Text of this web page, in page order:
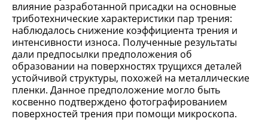
влияние разработанной присадки на основные
триботехнические характеристики пар трения:
наблюдалось снижение коэффициента трения и
интенсивности износа. Полученные результаты
дали предпосылки предположения об
образовании на поверхностях трущихся деталей
устойчивой структуры, похожей на металлические
пленки. Данное предположение могло быть
косвенно подтверждено фотографированием
поверхностей трения при помощи микроскопа.